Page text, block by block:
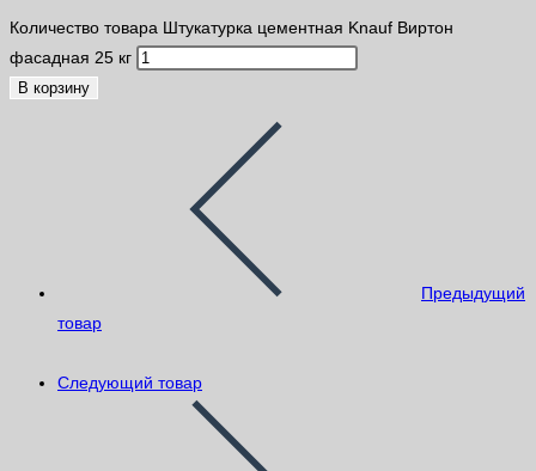
Количество товара Штукатурка цементная Knauf Виртон
фасадная 25 кг
В корзину
Предыдущий
товар
Следующий товар